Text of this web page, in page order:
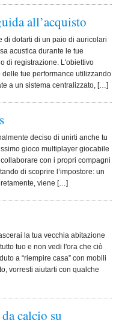
all’acquisto
di dotarti di un paio di auricolari
acustica durante le tue
di registrazione. L'obiettivo
tue performance utilizzando
a un sistema centralizzato, […]
deciso di unirti anche tu
gioco multiplayer giocabile
con i propri compagni
di scoprire l’impostore: un
viene […]
la tua vecchia abitazione
tuo e non vedi l'ora che ciò
a “riempire casa” con mobili
vorresti aiutarti con qualche
calcio su